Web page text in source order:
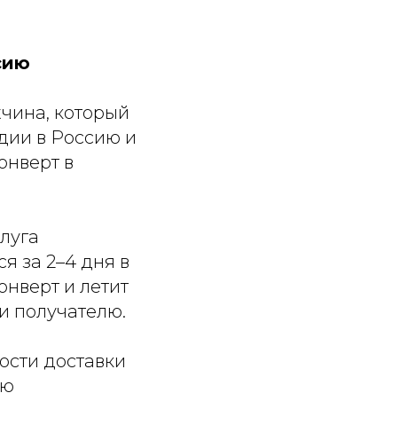
который
в Россию и
в
за 2–4 дня в
и летит
получателю.
доставки